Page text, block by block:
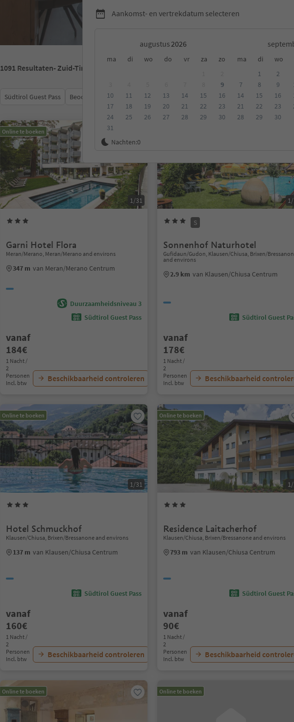
Aankomst- en vertrekdatum selecteren
augustus
ma di wo do vr za zo ma di wo
9
10
11 12 13 14 15
16
17
18 19 20 21 22
23
24
25 26 27 28 29
30
31
1 2
7
8 9
14
15 16
21
22 23
28
29 30
Nachten:0
1091 Resultaten- Zuid-Tirol
Südtirol Guest Pass Beoordeling Categorie Type catering Duurzame
Online te boeken
1/31
Garni Hotel Flora
Meran/Merano, Meran/Merano and environs
347 m van Meran/Merano Centrum
Duurzaamheidsniveau 3
Südtirol Guest Pass
vanaf
184€
1 Nacht /
2
Personen
Incl. btw
Beschikbaarheid controleren
S
Sonnenhof Naturhotel
Gufidaun/Gudon, Klausen/Chiusa, Brixen/
and environs
2.9 km van Klausen/Chiusa Centrum
Südtirol Guest
vanaf
178€
1 Nacht /
2
Personen
Incl. btw
Beschikbaarheid
Online te boeken
1/31
Hotel Schmuckhof
Klausen/Chiusa, Brixen/Bressanone and environs
137 m van Klausen/Chiusa Centrum
Südtirol Guest Pass
vanaf
160€
1 Nacht /
2
Personen
Incl. btw
Beschikbaarheid controleren
Online te boeken
Residence Laitacherhof
Klausen/Chiusa, Brixen/Bressanone and environs
793 m van Klausen/Chiusa Centrum
Südtirol Guest
vanaf
90€
1 Nacht /
2
Personen
Incl. btw
Beschikbaarheid
Online te boeken Online te boeken